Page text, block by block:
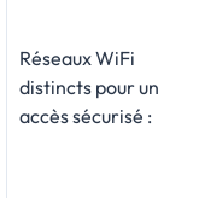
Réseaux WiFi
distincts pour un
accès sécurisé :